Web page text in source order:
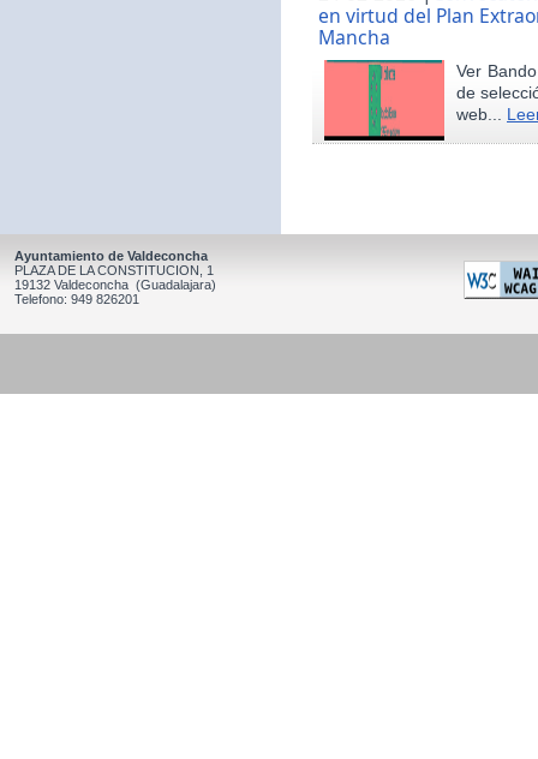
en virtud del Plan
Mancha
Ver
de
web...
Ayuntamiento de Valdeconcha
PLAZA DE LA CONSTITUCION, 1
19132 Valdeconcha (Guadalajara)
Telefono: 949 826201